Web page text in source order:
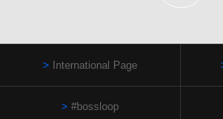
International Page
#bossloop